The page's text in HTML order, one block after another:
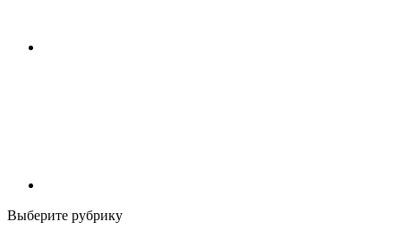
Выберите рубрику